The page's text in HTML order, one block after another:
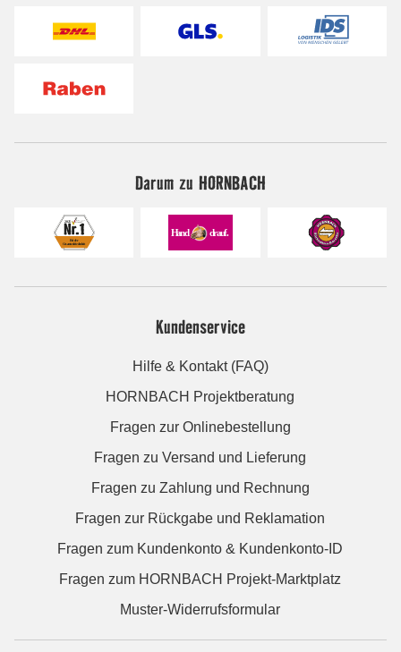
Darum zu HORNBACH
Kundenservice
Hilfe & Kontakt (FAQ)
HORNBACH Projektberatung
Fragen zur Onlinebestellung
Fragen zu Versand und Lieferung
Fragen zu Zahlung und Rechnung
Fragen zur Rückgabe und Reklamation
Fragen zum Kundenkonto & Kundenkonto-ID
Fragen zum HORNBACH Projekt-Marktplatz
Muster-Widerrufsformular